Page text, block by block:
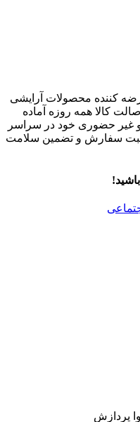
کننده محصولات آرایشی
کالا همه روزه آماده
غیر حضوری خود در سراسر
سفارش و تضمین سلامت
پردازش